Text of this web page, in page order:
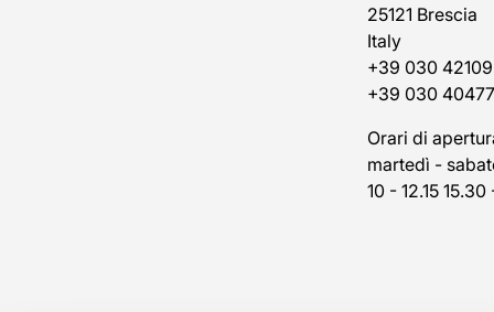
25121 Brescia
Italy
+39 030 42109
+39 030 40477
Orari di
martedì -
10 - 12.15 15.30